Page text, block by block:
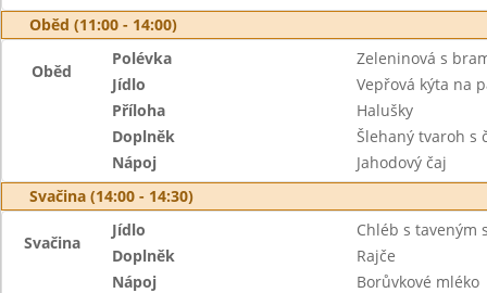
Oběd (11:00 - 14:00)
Oběd
Polévka
Zeleninová s
Jídlo
Vepřová kýta na
Příloha
Halušky
Doplněk
Šlehaný tvaroh s
Nápoj
Jahodový čaj
Svačina (14:00 - 14:30)
Svačina
Jídlo
Chléb s taveným
Doplněk
Rajče
Nápoj
Borůvkové mléko